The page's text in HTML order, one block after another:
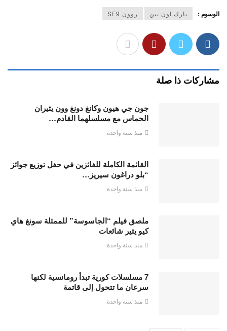
الوسوم : بارك اون بين روون SF9
مشاركات ذا صلة
جون جي هيون وكانغ دونغ وون يثيران
الحماس مع مسلسلهما القادم…
منذ سنة واحدة
القائمة الكاملة للفائزين في حفل توزيع جوائز
“بلو دراغون سيريز…
منذ سنة واحدة
ملصق فيلم “الجاسوسة” للممثلة سونغ هاي
كيو يثير شائعات
منذ سنة واحدة
7 مسلسلات كورية تبدأ رومانسية لكنها
سرعان ما تتحول إلى قاتمة
منذ سنة واحدة